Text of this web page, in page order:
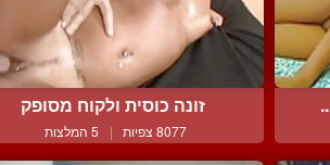
זונה כוסית ולקוח מסופק
8077 צפיות | 5 המלצות